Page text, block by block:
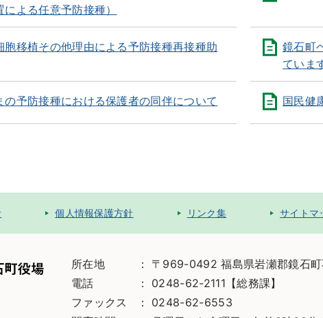
よる任意予防接種）
胞移植その他理由による予防接種再接種助
鏡石町
ていま
の予防接種における保護者の同伴について 国民健
個人情報保護方針 リンク集 サイトマ
所在地
〒969-0492 福島県岩瀬郡鏡石
電話
0248-62-2111【総務課】
ファックス
0248-62-6553